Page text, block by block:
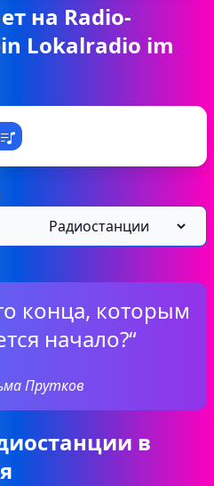
на Radio-
Lokalradio im
конца, которым
начало?“
Прутков
в